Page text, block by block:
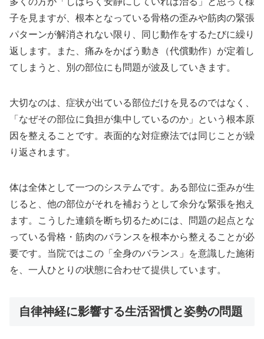
子を見ますが、根本となっている骨格の歪みや筋肉の緊張
パターンが解消されない限り、同じ動作をするたびに繰り
返します。また、痛みをかばう動き（代償動作）が定着し
てしまうと、別の部位にも問題が波及していきます。
大切なのは、症状が出ている部位だけを見るのではなく、
「なぜその部位に負担が集中しているのか」という根本原
因を整えることです。表面的な対症療法では同じことが繰
り返されます。
体は全体として一つのシステムです。ある部位に歪みが生
じると、他の部位がそれを補おうとして余分な緊張を抱え
ます。こうした連鎖を断ち切るためには、問題の起点とな
っている骨格・筋肉のバランスを根本から整えることが必
要です。当院ではこの「全身のバランス」を意識した施術
を、一人ひとりの状態に合わせて提供しています。
自律神経に影響する生活習慣と姿勢の問題